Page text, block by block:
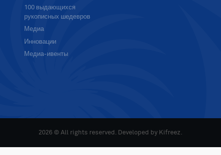
100 выдающихся
рукописных шедевров
Медиа
Инновации
Медиа-ивенты
2026 © All rights reserved. Developed by Kifreez.